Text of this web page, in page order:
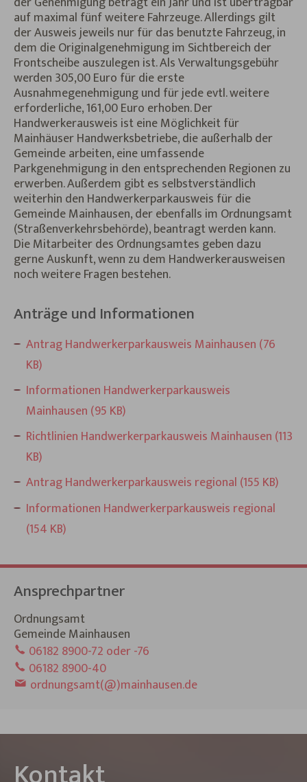
auf maximal fünf weitere Fahrzeuge. Allerdings gilt
der Ausweis jeweils nur für das benutzte Fahrzeug, in
dem die Originalgenehmigung im Sichtbereich der
Frontscheibe auszulegen ist. Als Verwaltungsgebühr
werden 305,00 Euro für die erste
Ausnahmegenehmigung und für jede evtl. weitere
erforderliche, 161,00 Euro erhoben. Der
Handwerkerausweis ist eine Möglichkeit für
Mainhäuser Handwerksbetriebe, die außerhalb der
Gemeinde arbeiten, eine umfassende
Parkgenehmigung in den entsprechenden Regionen zu
erwerben. Außerdem gibt es selbstverständlich
weiterhin den Handwerkerparkausweis für die
Gemeinde Mainhausen, der ebenfalls im Ordnungsamt
(Straßenverkehrsbehörde), beantragt werden kann.
Die Mitarbeiter des Ordnungsamtes geben dazu
gerne Auskunft, wenn zu dem Handwerkerausweisen
noch weitere Fragen bestehen.
Anträge und Informationen
Antrag Handwerkerparkausweis Mainhausen (76
KB)
Informationen Handwerkerparkausweis
Mainhausen (95 KB)
Richtlinien Handwerkerparkausweis Mainhausen (113
KB)
Antrag Handwerkerparkausweis regional (155 KB)
Informationen Handwerkerparkausweis regional
(154 KB)
Ansprechpartner
Ordnungsamt
Gemeinde Mainhausen
06182 8900-72 oder -76
06182 8900-40
ordnungsamt(@)mainhausen.de